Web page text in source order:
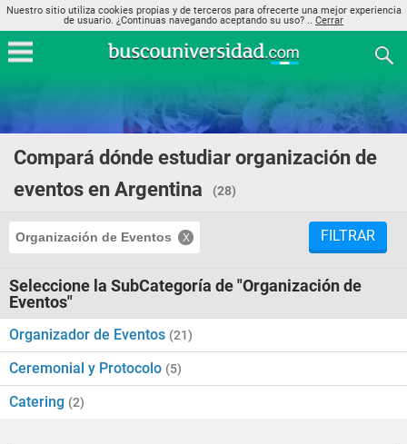
Nuestro sitio utiliza cookies propias y de terceros para ofrecerte una mejor experiencia
de usuario. ¿Continuas navegando aceptando su uso? .. Cerrar
Compará dónde estudiar organización de
eventos en Argentina
(28)
Organización de Eventos FILTRAR
Seleccione la SubCategoría de "Organización de
Eventos"
Organizador de Eventos (21)
Ceremonial y Protocolo (5)
Catering (2)